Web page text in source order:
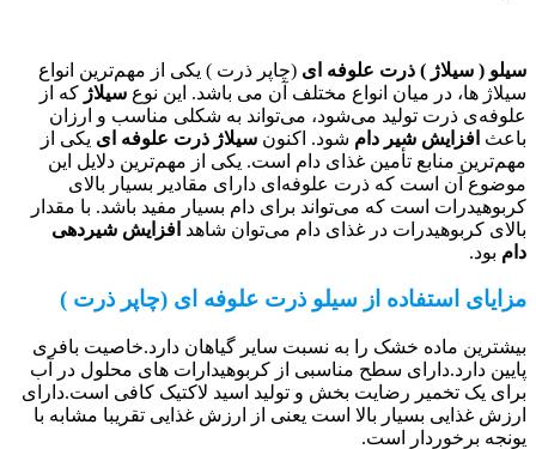
سیلو ( سیلاژ ) ذرت علوفه ای (چاپر ذرت ) یکی از مهم‌ترین انواع
سیلاژ ها، در میان انواع مختلف آن می باشد. این نوع سیلاژ که از
علوفه‌ی ذرت تولید می‌شود، می‌تواند به شکلی مناسب و ارزان
باعث افزایش شیر دام شود. اکنون سیلاژ ذرت علوفه ای یکی از
مهم‌ترین منابع تأمین غذای دام است. یکی از مهم‌ترین دلایل این
موضوع آن است که ذرت علوفه‌ای دارای مقادیر بسیار بالای
کربوهیدرات است که می‌تواند برای دام بسیار مفید باشد. با مقدار
بالای کربوهیدرات در غذای دام می‌توان شاهد افزایش شیردهی
دام بود.
مزایای استفاده از سیلو ذرت علوفه ای (چاپر ذرت )
بیشترین ماده خشک را به نسبت سایر گیاهان دارد.خاصیت بافری
پایین دارد.دارای سطح مناسبی از کربوهیدارات های محلول در آب
برای یک تخمیر رضایت بخش و تولید اسید لاکتیک کافی است.دارای
ارزش غذایی بسیار بالا است یعنی از ارزش غذایی تقریبا مشابه با
یونجه برخوردار است.